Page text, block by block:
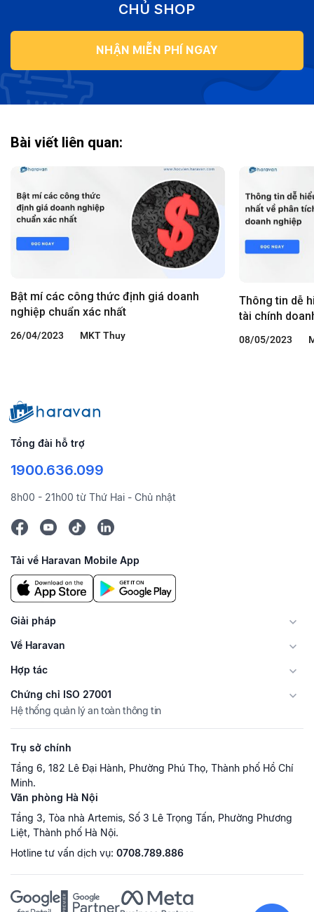
CHỦ SHOP
NHẬN MIỄN PHÍ NGAY
Bài viết liên quan:
Bật mí các công thức định giá doanh
nghiệp chuẩn xác nhất
26/04/2023 MKT Thuy
Thông tin dễ
tài chính
08/05/2023
Tổng đài hỗ trợ
1900.636.099
8h00 - 21h00 từ Thứ Hai - Chủ nhật
Tải về Haravan Mobile App
Giải pháp
Về Haravan
Hợp tác
Chứng chỉ ISO 27001
Hệ thống quản lý an toàn thông tin
Trụ sở chính
Tầng 6, 182 Lê Đại Hành, Phường Phú Thọ, Thành phố Hồ Chí
Minh.
Văn phòng Hà Nội
Tầng 3, Tòa nhà Artemis, Số 3 Lê Trọng Tấn, Phường Phương
Liệt, Thành phố Hà Nội.
Hotline tư vấn dịch vụ: 0708.789.886